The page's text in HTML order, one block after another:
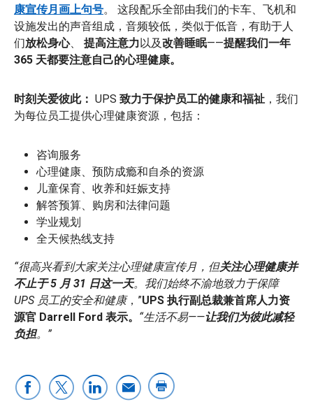
康宣传月画上句号。
这段配乐全部由我们的卡车、飞机和
设施发出的声音组成，音频较低，类似于低音，有助于人
们放松身心、 提高注意力以及改善睡眠——提醒我们一年
365 天都要注意自己的心理健康。
时刻关爱彼此： UPS 致力于保护员工的健康和福祉 ，我们
为每位员工提供心理健康资源，包括：
咨询服务
心理健康、预防成瘾和自杀的资源
儿童保育、收养和妊娠支持
解答预算、购房和法律问题
学业规划
全天候热线支持
“很高兴看到大家关注心理健康宣传月，但关注心理健康并
不止于 5 月 31 日这一天。我们始终不渝地致力于保障
UPS 员工的安全和健康，”UPS 执行副总裁兼首席人力资
源官 Darrell Ford 表示。 “生活不易——让我们为彼此减轻
负担。”